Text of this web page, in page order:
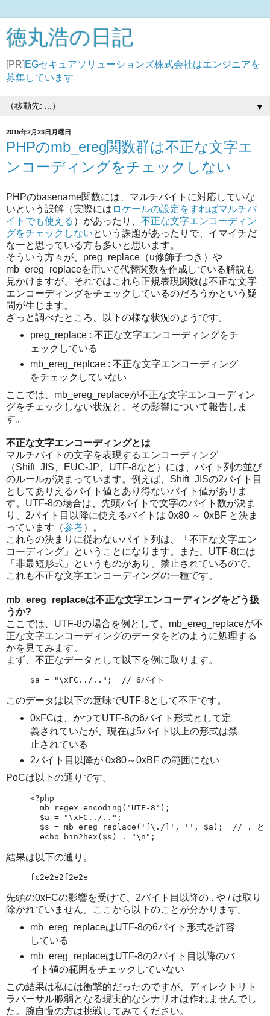
徳丸浩の日記
[PR] EGセキュアソリューションズ株式会社はエンジニアを
募集しています
▼
2015年2月23日月曜日
PHPのmb_ereg関数群は不正な文字エ
ンコーディングをチェックしない
PHPのbasename関数には、マルチバイトに対応していな
いという誤解（実際には ロケールの設定をすればマルチバ
イトでも使える ）があったり、 不正な文字エンコーディン
グをチェックしないという課題があったりで、イマイチだ
なーと思っている方も多いと思います。
そういう方々が、preg_replace（u修飾子つき）や
mb_ereg_replaceを用いて代替関数を作成している解説も
見かけますが、それではこれら正規表現関数は不正な文字
エンコーディングをチェックしているのだろうかという疑
問が生じます。
ざっと調べたところ、以下の様な状況のようです。
preg_replace : 不正な文字エンコーディングをチ
ェックしている
mb_ereg_replcae : 不正な文字エンコーディング
をチェックしていない
ここでは、mb_ereg_replaceが不正な文字エンコーディン
グをチェックしない状況と、その影響について報告しま
す。
不正な文字エンコーディングとは
マルチバイトの文字を表現するエンコーディング
（Shift_JIS、EUC-JP、UTF-8など）には、バイト列の並び
のルールが決まっています。例えば、Shift_JISの2バイト目
としてありえるバイト値とあり得ないバイト値がありま
す。UTF-8の場合は、先頭バイトで文字のバイト数が決ま
り、2バイト目以降に使えるバイトは 0x80 ～ 0xBF と決ま
っています（参考）。
これらの決まりに従わないバイト列は、「不正な文字エン
コーディング」ということになります。また、UTF-8には
「非最短形式」というものがあり、禁止されているので、
これも不正な文字エンコーディングの一種です。
mb_ereg_replaceは不正な文字エンコーディングをどう扱
うか?
ここでは、UTF-8の場合を例として、mb_ereg_replaceが不
正な文字エンコーディングのデータをどのように処理する
かを見てみます。
まず、不正なデータとして以下を例に取ります。
$a = "\xFC../..";  // 6バイト
このデータは以下の意味でUTF-8として不正です。
0xFCは、かつてUTF-8の6バイト形式として定
義されていたが、現在は5バイト以上の形式は禁
止されている
2バイト目以降が 0x80～0xBF の範囲にない
PoCは以下の通りです。
<?php
  mb_regex_encoding('UTF-8');
  $a = "\xFC../..";
$s = mb_ereg_replace('[\./]', '', $a);  // . と /
結果は以下の通り。
fc2e2e2f2e2e
先頭の0xFCの影響を受けて、2バイト目以降の . や / は取り
除かれていません。ここから以下のことが分かります。
mb_ereg_replaceはUTF-8の6バイト形式を許容
している
mb_ereg_replaceはUTF-8の2バイト目以降のバ
イト値の範囲をチェックしていない
この結果は私には衝撃的だったのですが、ディレクトリト
ラバーサル脆弱となる現実的なシナリオは作れませんでし
た。腕自慢の方は挑戦してみてください。